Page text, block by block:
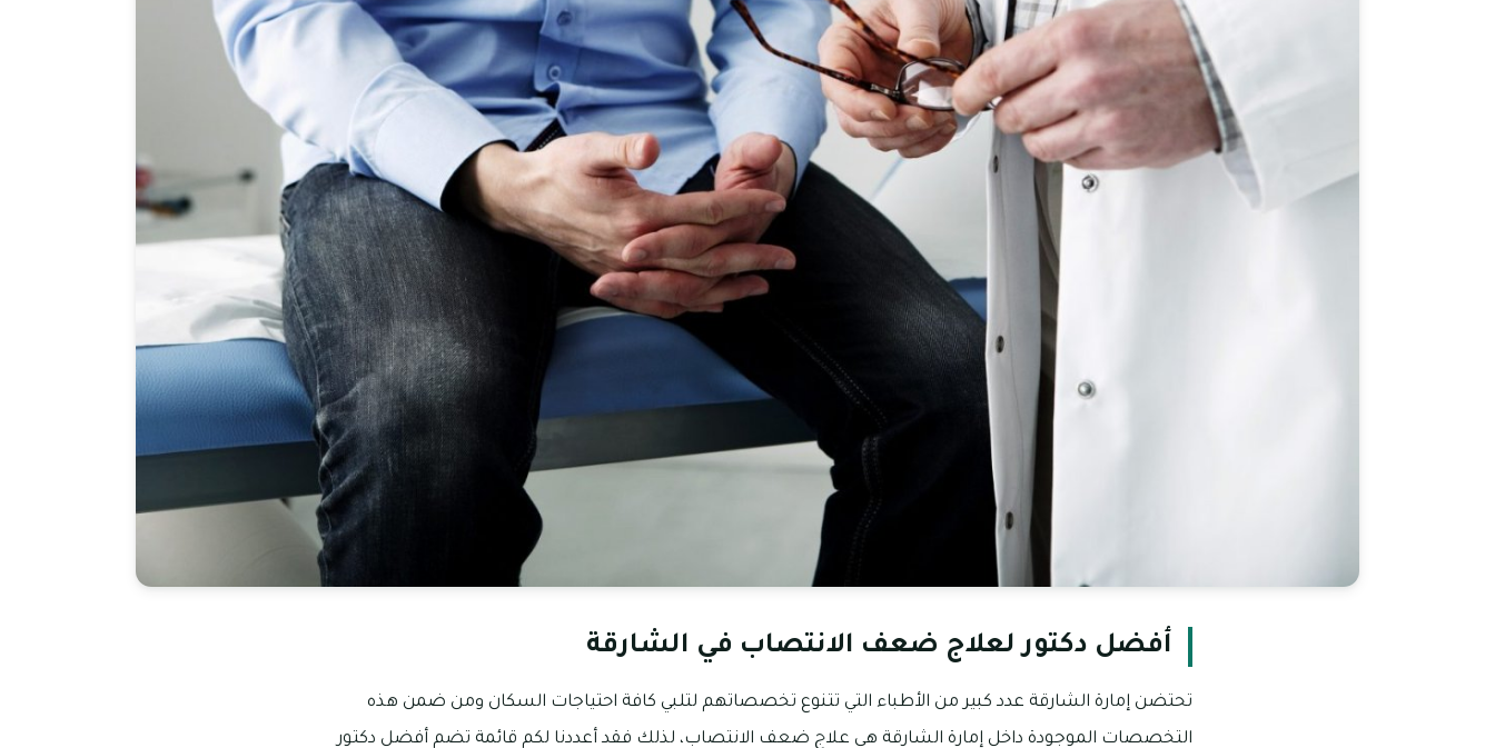
أفضل دكتور لعلاج ضعف الانتصاب في الشارقة
تحتضن إمارة الشارقة عدد كبير من الأطباء التي تتنوع تخصصاتهم لتلبي كافة احتياجات السكان ومن ضمن هذه
التخصصات الموجودة داخل إمارة الشارقة هي علاج ضعف الانتصاب، لذلك فقد أعددنا لكم قائمة تضم أفضل دكتور